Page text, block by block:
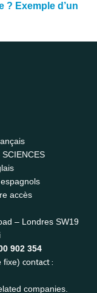
? Exemple d’un
accès
– Londres SW19
902 354
fixe) contact :
companies.